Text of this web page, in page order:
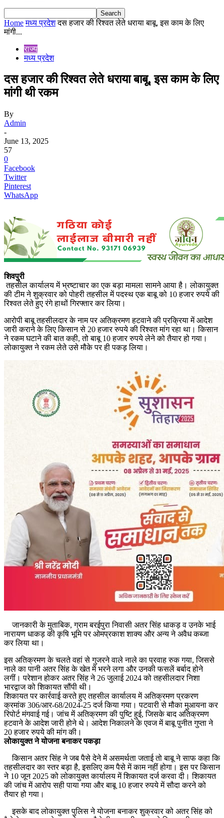
Home मध्य प्रदेश दस हजार की रिश्वत लेते धराया बाबू, इस काम के लिए
मांगी...
राज्य
मध्य प्रदेश
दस हजार की रिश्वत लेते धराया बाबू, इस काम के लिए
मांगी थी रकम
By
Admin
-
June 13, 2025
57
0
Facebook
Twitter
Pinterest
WhatsApp
शिवपुरी
तहसील कार्यालय में भ्रष्टाचार का एक बड़ा मामला सामने आया है। लोकायुक्त
की टीम ने शुक्रवार को पोहरी तहसील में पदस्थ एक बाबू को 10 हजार रुपये की
रिश्वत लेते हुए रंगे हाथों गिरफ्तार कर लिया।
आरोपी बाबू तहसीलदार के नाम पर अतिक्रमण हटवाने की प्रक्रिया में आदेश
जारी कराने के लिए किसान से 20 हजार रुपये की रिश्वत मांग रहा था। किसान
ने रकम घटाने की बात कही, तो बाबू 10 हजार रुपये लेने को तैयार हो गया।
लोकायुक्त ने रकम लेते उसे मौके पर ही पकड़ लिया।
जानकारी के मुताबिक, ग्राम बरईपुरा निवासी अतर सिंह धाकड़ व उनके भाई
नारायण धाकड़ की कृषि भूमि पर ओमप्रकाश शाक्य और अन्य ने अवैध कब्जा
कर लिया था।
इस अतिक्रमण के चलते वहां से गुजरने वाले नाले का प्रवाह रुक गया, जिससे
नाले का पानी अतर सिंह के खेत में भरने लगा और उनकी फसलें बर्बाद होने
लगीं। परेशान होकर अतर सिंह ने 26 जुलाई 2024 को तहसीलदार निशा
भारद्वाज को शिकायत सौंपी थी।
शिकायत पर कार्रवाई करते हुए तहसील कार्यालय में अतिक्रमण प्रकरण
क्रमांक 306/आर-68/2024-25 दर्ज किया गया। पटवारी से मौका मुआयना कर
रिपोर्ट मंगवाई गई। जांच में अतिक्रमण की पुष्टि हुई, जिसके बाद अतिक्रमण
हटवाने के आदेश जारी होने थे। आदेश निकालने के एवज में बाबू पुनीत गुप्ता ने
20 हजार रुपये की मांग की।
लोकायुक्त ने योजना बनाकर पकड़ा
किसान अतर सिंह ने जब पैसे देने में असमर्थता जताई तो बाबू ने साफ कहा कि
तहसीलदार का स्तर बड़ा है, इसलिए कम पैसे में काम नहीं होगा। इस पर किसान
ने 10 जून 2025 को लोकायुक्त कार्यालय में शिकायत दर्ज करवा दी। शिकायत
की जांच में आरोप सही पाया गया और बाबू 10 हजार रुपये में सौदा करने को
तैयार हो गया।
इसके बाद लोकायुक्त पुलिस ने योजना बनाकर शुक्रवार को अतर सिंह को